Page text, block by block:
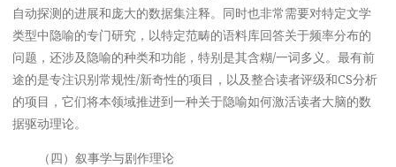
自动探测的进展和庞大的数据集注释。同时也非常需要对特定文学
类型中隐喻的专门研究，以特定范畴的语料库回答关于频率分布的
问题，还涉及隐喻的种类和功能，特别是其含糊/一词多义。最有前
途的是专注识别常规性/新奇性的项目，以及整合读者评级和CS分析
的项目，它们将本领域推进到一种关于隐喻如何激活读者大脑的数
据驱动理论。
（四）叙事学与剧作理论